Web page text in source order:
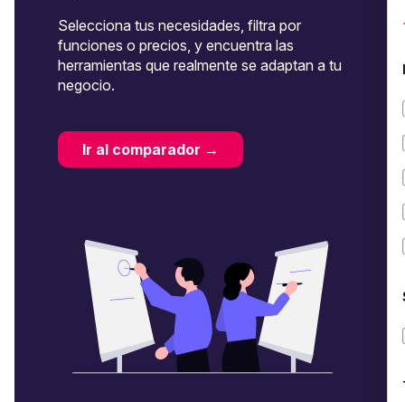
Selecciona tus necesidades, filtra por
funciones o precios, y encuentra las
herramientas que realmente se adaptan a tu
negocio.
Ir al comparador →